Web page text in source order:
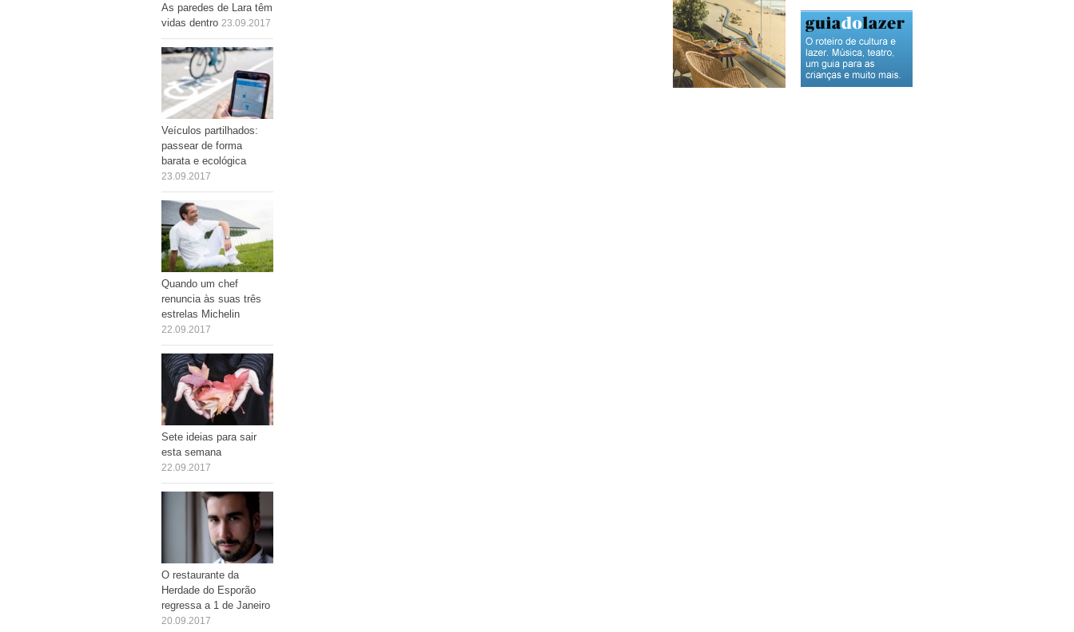
As paredes de Lara têm
vidas dentro 23.09.2017
Veículos partilhados:
passear de forma
barata e ecológica
23.09.2017
Quando um chef
renuncia às suas três
estrelas Michelin
22.09.2017
Sete ideias para sair
esta semana
22.09.2017
O restaurante da
Herdade do Esporão
regressa a 1 de Janeiro
20.09.2017